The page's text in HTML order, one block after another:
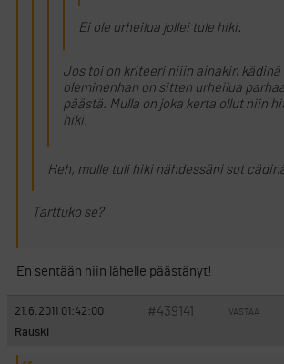
Ei ole urheilua jollei tule hiki.
Jos toi on kriteeri niiin ainakin kädinä
oleminenhan on sitten urheilua
päästä. Mulla on joka kerta ollut niin
hiki.
Heh, mulle tuli hiki nähdessäni sut
Tarttuko se?
En sentään niin lähelle päästänyt!
21.6.2011 01:42:00 #439141 VASTAA
Rauski